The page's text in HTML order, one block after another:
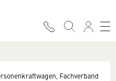
Fachverband